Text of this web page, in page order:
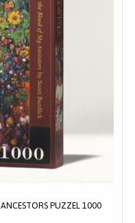
PUZZEL 1000